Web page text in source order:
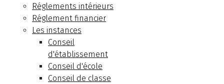
Réglements intérieurs
Réglement financier
Les instances
Conseil
d'établissement
Conseil d'école
Conseil de classe